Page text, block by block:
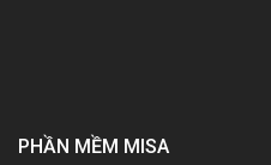
PHẦN MỀM MISA